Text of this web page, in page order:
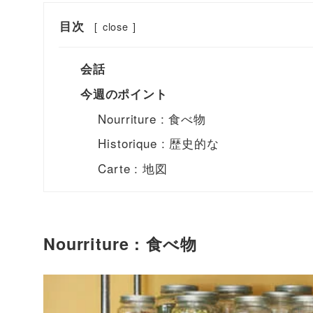
目次 [ close ]
会話
今週のポイント
Nourriture : 食べ物
Historique : 歴史的な
Carte : 地図
Nourriture : 食べ物